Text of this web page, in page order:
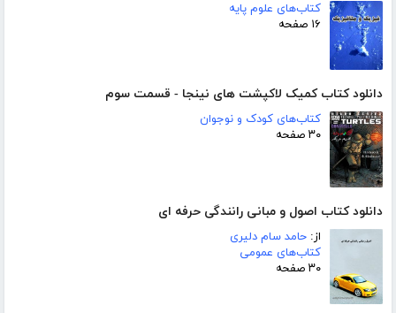
کتاب‌های علوم پایه
۱۶ صفحه
دانلود کتاب کمیک لاکپشت های نینجا - قسمت سوم
کتاب‌های کودک و نوجوان
۳۰ صفحه
دانلود کتاب اصول و مبانی رانندگی حرفه ای
از: حامد سام دلیری
کتاب‌های عمومی
۳۰ صفحه